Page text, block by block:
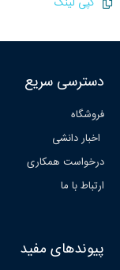
دسترسی سریع
فروشگاه
اخبار دانشی
درخواست همکاری
ارتباط با ما
پیوندهای مفید